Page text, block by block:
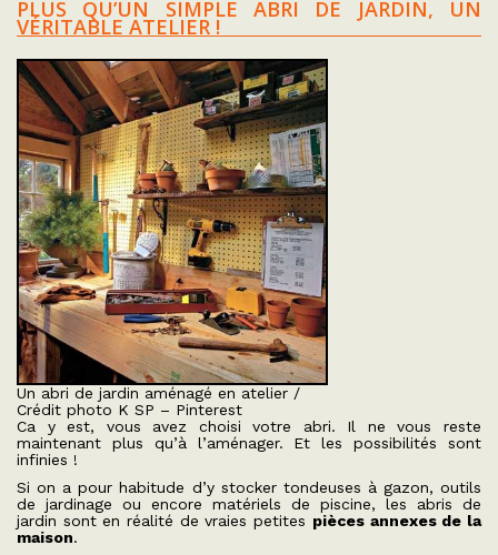
PLUS QU’UN SIMPLE ABRI DE JARDIN, UN
VÉRITABLE ATELIER !
Un abri de jardin aménagé en atelier /
Crédit photo K SP – Pinterest
Ca y est, vous avez choisi votre abri. Il ne vous reste
maintenant plus qu’à l’aménager. Et les possibilités sont
infinies !
Si on a pour habitude d’y stocker tondeuses à gazon, outils
de jardinage ou encore matériels de piscine, les abris de
jardin sont en réalité de vraies petites pièces annexes de la
maison.